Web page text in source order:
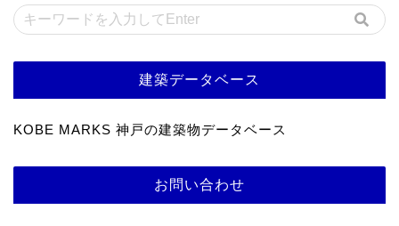
建築データベース
KOBE MARKS 神戸の建築物データベース
お問い合わせ